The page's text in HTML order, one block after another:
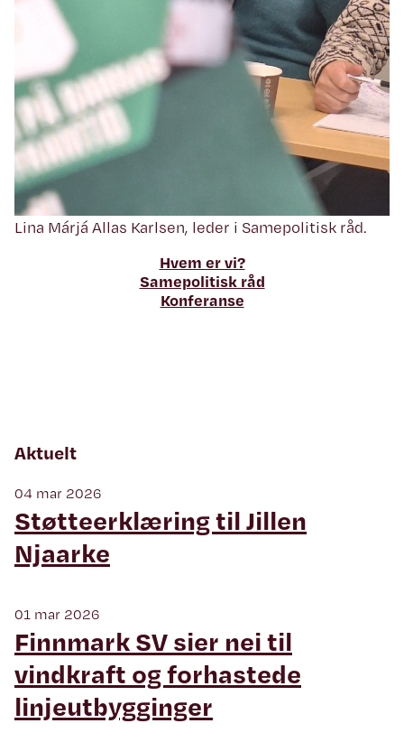
Lina Márjá Allas Karlsen, leder i Samepolitisk råd.
Hvem er vi?
Samepolitisk råd
Konferanse
Aktuelt
04 mar 2026
Støtteerklæring til Jillen
Njaarke
01 mar 2026
Finnmark SV sier nei til
vindkraft og forhastede
linjeutbygginger